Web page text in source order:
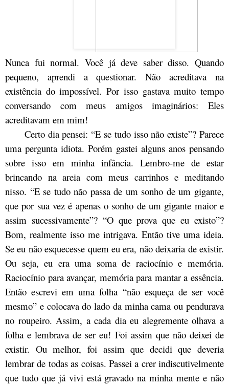
Nunca fui normal. Você já deve saber disso. Quando
pequeno, aprendi a questionar. Não acreditava na
existência do impossível. Por isso gastava muito tempo
conversando com meus amigos imaginários: Eles
acreditavam em mim!
Certo dia pensei: “E se tudo isso não existe”? Parece
uma pergunta idiota. Porém gastei alguns anos pensando
sobre isso em minha infância. Lembro-me de estar
brincando na areia com meus carrinhos e meditando
nisso. “E se tudo não passa de um sonho de um gigante,
que por sua vez é apenas o sonho de um gigante maior e
assim sucessivamente”? “O que prova que eu existo”?
Bom, realmente isso me intrigava. Então tive uma ideia.
Se eu não esquecesse quem eu era, não deixaria de existir.
Ou seja, eu era uma soma de raciocínio e memória.
Raciocínio para avançar, memória para mantar a essência.
Então escrevi em uma folha “não esqueça de ser você
mesmo” e colocava do lado da minha cama ou pendurava
no roupeiro. Assim, a cada dia eu alegremente olhava a
folha e lembrava de ser eu! Foi assim que não deixei de
existir. Ou melhor, foi assim que decidi que deveria
lembrar de todas as coisas. Passei a crer indiscutivelmente
que tudo que já vivi está gravado na minha mente e não